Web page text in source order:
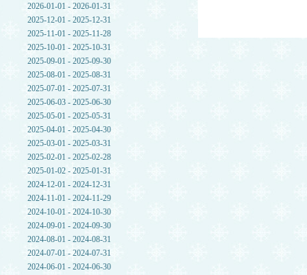
2026-01-01 - 2026-01-31
2025-12-01 - 2025-12-31
2025-11-01 - 2025-11-28
2025-10-01 - 2025-10-31
2025-09-01 - 2025-09-30
2025-08-01 - 2025-08-31
2025-07-01 - 2025-07-31
2025-06-03 - 2025-06-30
2025-05-01 - 2025-05-31
2025-04-01 - 2025-04-30
2025-03-01 - 2025-03-31
2025-02-01 - 2025-02-28
2025-01-02 - 2025-01-31
2024-12-01 - 2024-12-31
2024-11-01 - 2024-11-29
2024-10-01 - 2024-10-30
2024-09-01 - 2024-09-30
2024-08-01 - 2024-08-31
2024-07-01 - 2024-07-31
2024-06-01 - 2024-06-30